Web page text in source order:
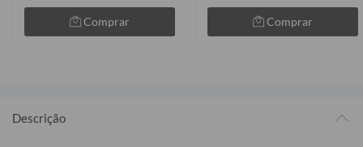
Comprar Comprar
Descrição